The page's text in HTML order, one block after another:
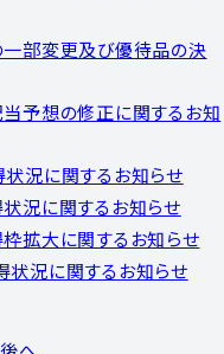
部変更及び優待品の決
予想の修正に関するお知
況に関するお知らせ
況に関するお知らせ
拡大に関するお知らせ
状況に関するお知らせ